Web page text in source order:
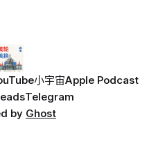
小宇宙Apple Podcast
Telegram
by Ghost